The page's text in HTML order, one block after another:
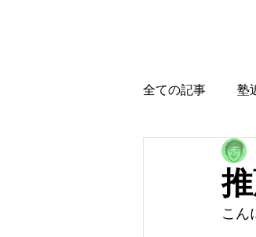
全ての記事 塾
育児・教育本
こん